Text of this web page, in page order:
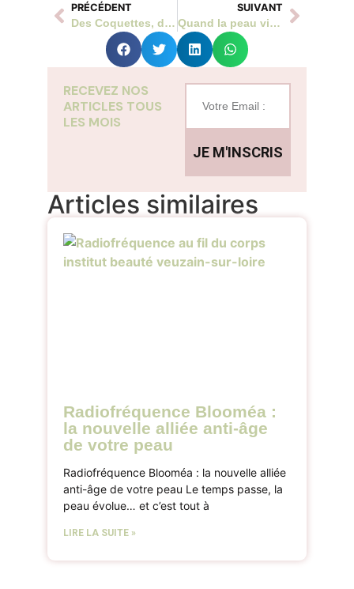
PRÉCÉDENT
Des Coquettes, des pétales et des personnalités…
SUIVANT
Quand la peau vit au rythme du jour et de la nuit : le cycle circadien
RECEVEZ NOS
ARTICLES TOUS
LES MOIS
JE M'INSCRIS
Articles similaires
Radiofréquence Blooméa :
la nouvelle alliée anti-âge
de votre peau
Radiofréquence Blooméa : la nouvelle alliée
anti-âge de votre peau Le temps passe, la
peau évolue… et c’est tout à
LIRE LA SUITE »